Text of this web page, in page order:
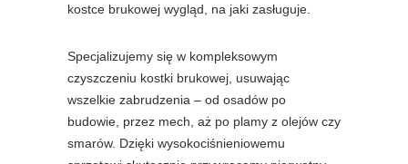
kostce brukowej wygląd, na jaki zasługuje.
Specjalizujemy się w kompleksowym
czyszczeniu kostki brukowej, usuwając
wszelkie zabrudzenia – od osadów po
budowie, przez mech, aż po plamy z olejów czy
smarów. Dzięki wysokociśnieniowemu